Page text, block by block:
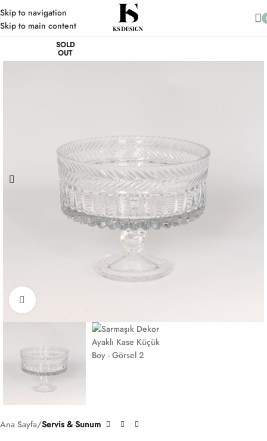
Skip to navigation
Skip to main content
10.000 TL üzeri Alışverişlerinizde Kargo Ücretsiz
SOLD
OUT
Click to enlarge
Ana Sayfa Servis & Sunum